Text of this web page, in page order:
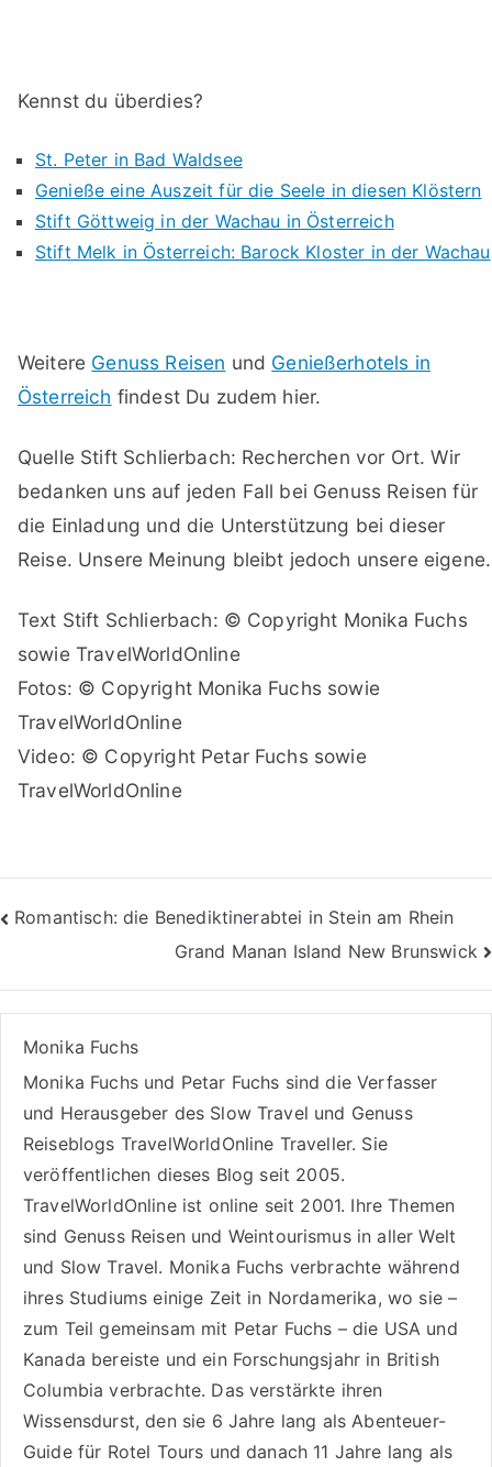
Kennst du überdies?
St. Peter in Bad Waldsee
Genieße eine Auszeit für die Seele in diesen Klöstern
Stift Göttweig in der Wachau in Österreich
Stift Melk in Österreich: Barock Kloster in der Wachau
Weitere Genuss Reisen und Genießerhotels in
Österreich findest Du zudem hier.
Quelle Stift Schlierbach: Recherchen vor Ort. Wir
bedanken uns auf jeden Fall bei Genuss Reisen für
die Einladung und die Unterstützung bei dieser
Reise. Unsere Meinung bleibt jedoch unsere eigene.
Text Stift Schlierbach: © Copyright Monika Fuchs
sowie TravelWorldOnline
Fotos: © Copyright Monika Fuchs sowie
TravelWorldOnline
Video: © Copyright Petar Fuchs sowie
TravelWorldOnline
Beitragsnavigation
Romantisch: die Benediktinerabtei in Stein am Rhein
Grand Manan Island New Brunswick
Monika Fuchs
Monika Fuchs und Petar Fuchs sind die Verfasser
und Herausgeber des Slow Travel und Genuss
Reiseblogs TravelWorldOnline Traveller. Sie
veröffentlichen dieses Blog seit 2005.
TravelWorldOnline ist online seit 2001. Ihre Themen
sind Genuss Reisenund Weintourismusin aller Welt
und Slow Travel. Monika Fuchs verbrachte während
ihres Studiums einige Zeit in Nordamerika, wo sie –
zum Teil gemeinsam mit Petar Fuchs – die USA und
Kanada bereiste und ein Forschungsjahr in British
Columbia verbrachte. Das verstärkte ihren
Wissensdurst, den sie 6 Jahre lang alsAbenteuer-
Guide für Rotel Tours und danach 11 Jahre lang als